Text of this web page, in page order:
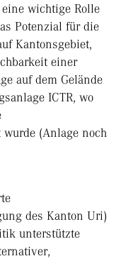
wichtige Rolle
Potenzial für die
Kantonsgebiet,
einer
auf dem Gelände
ICTR, wo
(Anlage noch
des Kanton Uri)
unterstützte